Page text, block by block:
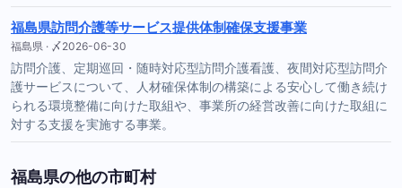
福島県訪問介護等サービス提供体制確保支援事業
福島県 · 〆2026-06-30
訪問介護、定期巡回・随時対応型訪問介護看護、夜間対応型訪問介
護サービスについて、人材確保体制の構築による安心して働き続け
られる環境整備に向けた取組や、事業所の経営改善に向けた取組に
対する支援を実施する事業。
福島県の他の市町村